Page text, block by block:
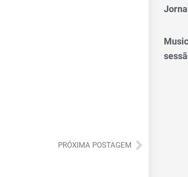
PRÓXIMA POSTAGEMPróximo